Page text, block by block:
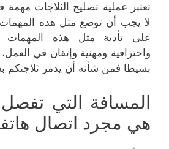
تعتبر عملية تصليح الثلاجات مهمة
لا يجب أن توضع مثل هذه
على تأدية مثل هذه المهمات
واحترافية ومهنية وإتقان في
بسيطا فمن شأنه أن يدمر
المسافة التي تفصل
هي مجرد اتصال